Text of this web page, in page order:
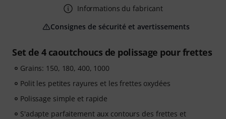
Set de 4 caoutchoucs de polissage pour frettes
Grains: 150, 180, 400, 1000
Polit les petites rayures et les frettes oxydées
Polissage simple et rapide
S'adapte parfaitement aux contours des frettes et
Informations du fabricant
Consignes de sécurité et avertissements